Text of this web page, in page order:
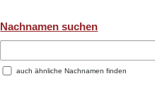
Nachnamen suchen
auch ähnliche Nachnamen finden